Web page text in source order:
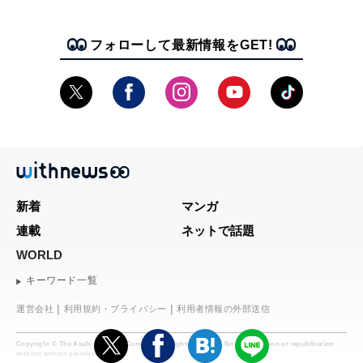
フォローして最新情報をGET!
Copyright © The Asahi Shimbun Company. All rights reserved. No reproduction or republication
without written permission.
新着
マンガ
連載
ネットで話題
WORLD
キーワード一覧
運営会社 利用規約・プライバシー 利用者情報の外部送信